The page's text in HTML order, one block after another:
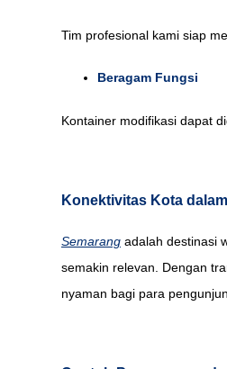
Tim profesional kami siap
Beragam Fungsi
Kontainer modifikasi dapat
Konektivitas Kota
Semarang adalah destinasi
semakin relevan. Dengan
nyaman bagi para